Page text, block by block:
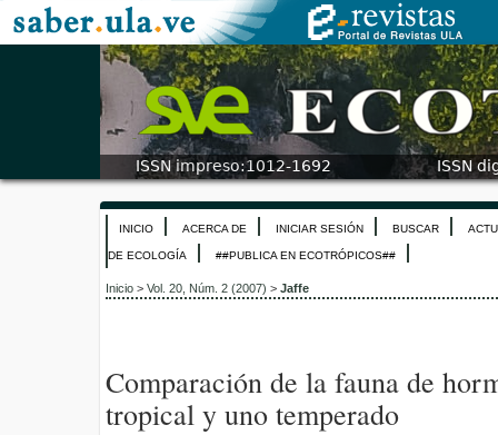
INICIO ACERCA DE INICIAR SESIÓN BUSCAR
DE ECOLOGÍA ##PUBLICA EN ECOTRÓPICOS##
Inicio > Vol. 20, Núm. 2 (2007) > Jaffe
Comparación de la fauna de
tropical y uno temperado